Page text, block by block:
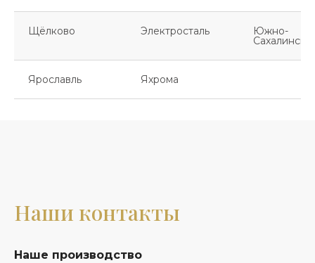
Щёлково Электросталь Южно-
Сахалинск
Ярославль Яхрома
Наши контакты
Наше производство